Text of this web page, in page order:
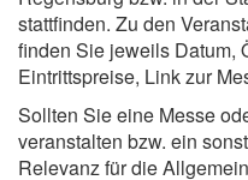
stattfinden. Zu den
finden Sie jeweils Datum,
Eintrittspreise, Link zur
Sollten Sie eine Messe
veranstalten bzw. ein
Relevanz für die